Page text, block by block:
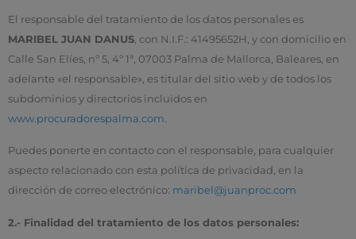
El responsable del tratamiento de los datos personales es
MARIBEL JUAN DANUS, con N.I.F.: 41495652H, y con domicilio en
Calle San Elíes, nº 5, 4º 1ª, 07003 Palma de Mallorca, Baleares, en
adelante «el responsable», es titular del sitio web y de todos los
subdominios y directorios incluidos en
www.procuradorespalma.com.
Puedes ponerte en contacto con el responsable, para cualquier
aspecto relacionado con esta política de privacidad, en la
dirección de correo electrónico: maribel@juanproc.com
2.- Finalidad del tratamiento de los datos personales: